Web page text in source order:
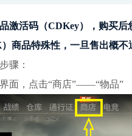
激活码（CDKey），购买
商品特殊性，一旦售出概
骤：
面，点击“商店”——“物品”